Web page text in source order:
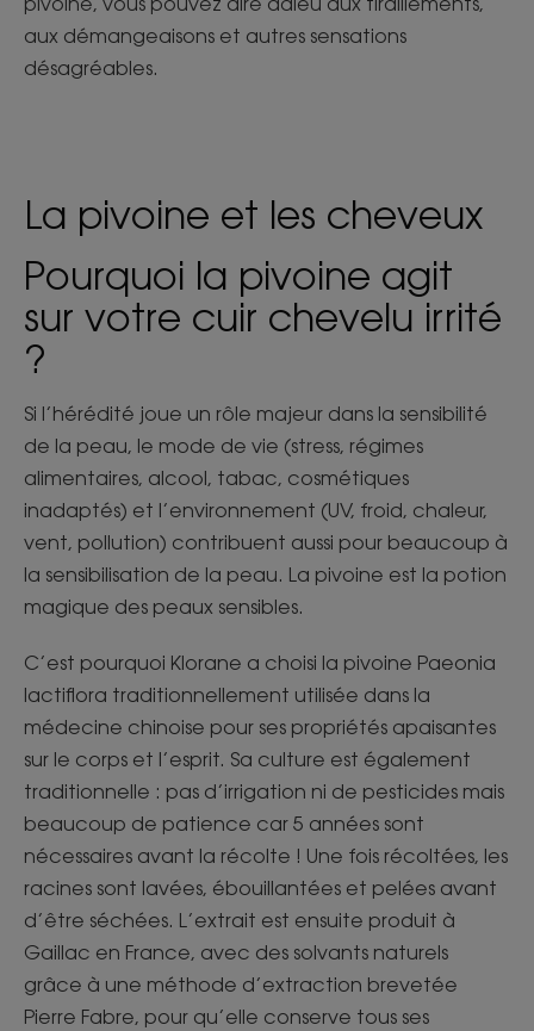
aux démangeaisons et autres sensations
désagréables.
La pivoine et les cheveux
Pourquoi la pivoine agit
sur votre cuir chevelu irrité
?
Si l’hérédité joue un rôle majeur dans la sensibilité
de la peau, le mode de vie (stress, régimes
alimentaires, alcool, tabac, cosmétiques
inadaptés) et l’environnement (UV, froid, chaleur,
vent, pollution) contribuent aussi pour beaucoup à
la sensibilisation de la peau. La pivoine est la potion
magique des peaux sensibles.
C’est pourquoi Klorane a choisi la pivoine Paeonia
lactiflora traditionnellement utilisée dans la
médecine chinoise pour ses propriétés apaisantes
sur le corps et l’esprit. Sa culture est également
traditionnelle : pas d’irrigation ni de pesticides mais
beaucoup de patience car 5 années sont
nécessaires avant la récolte ! Une fois récoltées, les
racines sont lavées, ébouillantées et pelées avant
d’être séchées. L’extrait est ensuite produit à
Gaillac en France, avec des solvants naturels
grâce à une méthode d’extraction brevetée
Pierre Fabre, pour qu’elle conserve tous ses